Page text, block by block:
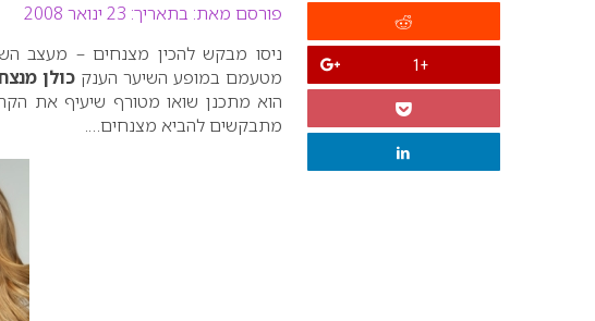
פורסם מאת: בתאריך: 23 ינואר 2008
+1 ניסו מבקש להכין מצנחים – מעצב
מטעמם במופע השיער הענקכולן
הוא מתכנן שואו מטורף שיעיף את
מתבקשים להביא מצנחים….